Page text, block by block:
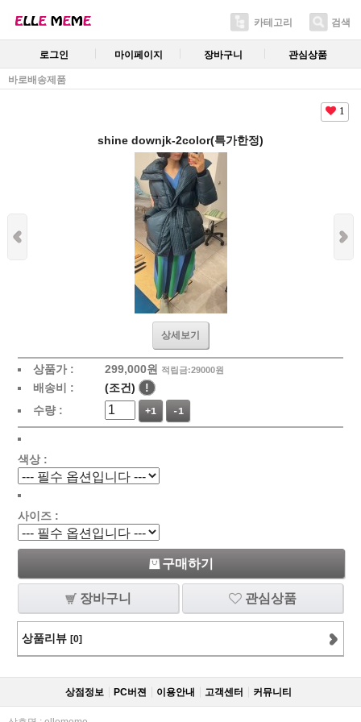
카테고리 검색
로그인 마이페이지 장바구니 관심상품
바로배송제품
1
shine downjk-2color(특가한정)
상세보기
상품가 : 299,000원 적립금:29000원
배송비 : (조건)
!
수량 :
+1 -1
색상 :
사이즈 :
구매하기
장바구니 관심상품
상품리뷰 [0]
상점정보 PC버젼 이용안내 고객센터 커뮤니티